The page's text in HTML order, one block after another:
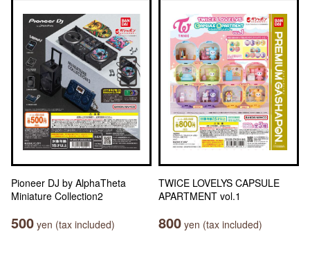
Pioneer DJ by AlphaTheta
Miniature Collection2
500 yen (tax included)
TWICE LOVELYS CAPSULE
APARTMENT vol.1
800 yen (tax included)